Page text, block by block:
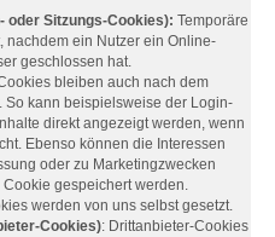
oder Sitzungs-Cookies): Temporäre
nachdem ein Nutzer ein Online-
geschlossen hat.
bleiben auch nach dem
kann beispielsweise der Login-
direkt angezeigt werden, wenn
Ebenso können die Interessen
oder zu Marketingzwecken
gespeichert werden.
werden von uns selbst gesetzt.
Cookies): Drittanbieter-Cookies